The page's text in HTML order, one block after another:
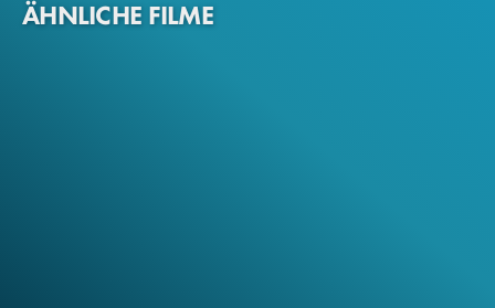
ÄHNLICHE FILME